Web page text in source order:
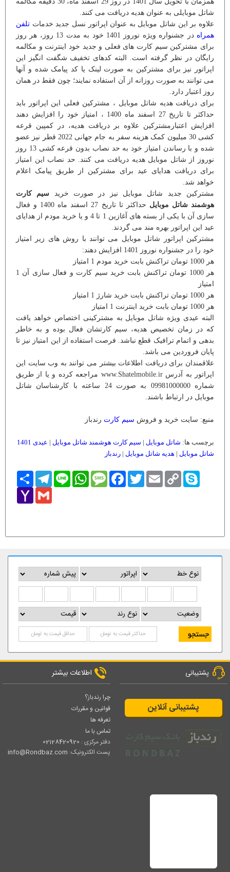
شاتل موبایلی به عنوان هدیه دریافت می کنند.
علاوه بر این شاتل موبایل به عنوان اپراتور نسل جدید خدمات تلفن
همراه
در جشنواره ویژه نوروز 1401 خود به مدت 13 روز، هر روز
برای مشترکین سیم کارت های فعلی و جدید خود اینترنت و مکالمه
رایگان در نظر گرفته است. البته کدهای تخفیف شگفت انگیز این
اپراتور نیز برای مشترکین به صورت لینک یا کد پیامک شده و آنها
می توانند به صورت روزانه از آن استفاده نمایند؛ چون فقط در همان
روز اعتبار دارد.
برای دریافت هدیه شاتل موبایل ، مشترکین فعلی این اپراتور باید
حداکثر تا تاریخ 27 اسفند ماه 1400 ، امتیاز خود را افزایش دهند
افزایش اعتبارمشترکین علاوه بر دریافت هدیه، در کمپین قرعه
کشی 30 میلیون کمک هزینه سفر به جام جهانی 2022 قطر نیز عضو
شده و با رساندن امتیاز خود به حد نصاب بدون قرعه کشی 13 روز
نوروز از شاتل موبایل هدیه دریافت می کنند. حد نصاب این امتیاز
برای دریافت هدایای عید برای مشترکین از طریق پیامک اعلام
خواهد شد.
مشترکین جدید شاتل موبایل نیز در صورت خرید سیم کارت
هوشمند شاتل موبایل
حداکثر تا تاریخ 27 اسفند ماه 1400 و فعال
سازی آن با یکی از بسته های آغازین 1 تا 4 و یا خرید مودم از هدایای
عید این اپراتور بهره مند می گردند.
مشترکین اپراتور شاتل موبایل می توانند با روش های زیر امتیاز
خود را در جشنواره نوروز 1401 افزایش دهند:
هر 1000 تومان تراکنش بابت خرید مودم 1 امتیاز
هر 1000 تومان تراکنش بابت خرید سیم کارت و فعال سازی آن 1
امتیاز
هر 1000 تومان تراکنش بابت خرید شارژ 1 امتیاز
هر 1000 تومان بابت خرید اینترنت 1 امتیاز
البته عیدی ویژه شاتل موبایل به مشترکینی اختصاص خواهد یافت
که در زمان تخصیص هدیه، سیم کارتشان فعال بوده و به خاطر
بدهی و اتمام ترافیک قطع نباشد. فرصت استفاده از این امتیاز نیز تا
پایان فروردین می باشد.
علاقمندان برای دریافت اطلاعات بیشتر می توانند به وب سایت این
اپراتور به آدرس www.Shatelmobile.ir مراجعه کرده و یا از طریق
شماره 09981000000 به صورت 24 ساعته با کارشناسان شاتل
موبایل در ارتباط باشند.
منبع: سایت خرید و فروش سیم کارت رندباز
برچسب ها: شاتل موبایل | سیم کارت هوشمند شاتل موبایل |
عیدی 1401
شاتل موبایل | هدیه شاتل موبایل | رندباز
اشتراکTelegram Line
WhatsAppMessageFacebookTwitter Email
Copy
Link
Skype
Yahoo
Mail
Gmail
پشتیبانی
پشتیبانی آنلاین
اطلاعات بیشتر
چرا رندباز؟
قوانین و مقررات
تعرفه ها
تماس با ما
دفتر مرکزی : 02128420920
پست الکترونیک: info@Rondbaz.com